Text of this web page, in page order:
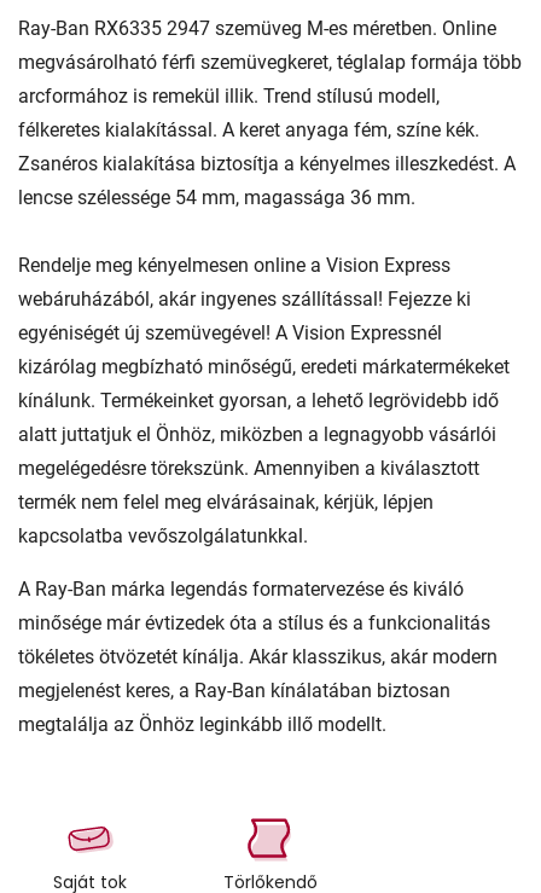
Ray-Ban RX6335 2947 szemüveg M-es méretben. Online
megvásárolható férfi szemüvegkeret, téglalap formája több
arcformához is remekül illik. Trend stílusú modell,
félkeretes kialakítással. A keret anyaga fém, színe kék.
Zsanéros kialakítása biztosítja a kényelmes illeszkedést. A
lencse szélessége 54 mm, magassága 36 mm.
Rendelje meg kényelmesen online a Vision Express
webáruházából, akár ingyenes szállítással! Fejezze ki
egyéniségét új szemüvegével! A Vision Expressnél
kizárólag megbízható minőségű, eredeti márkatermékeket
kínálunk. Termékeinket gyorsan, a lehető legrövidebb idő
alatt juttatjuk el Önhöz, miközben a legnagyobb vásárlói
megelégedésre törekszünk. Amennyiben a kiválasztott
termék nem felel meg elvárásainak, kérjük, lépjen
kapcsolatba vevőszolgálatunkkal.
A Ray-Ban márka legendás formatervezése és kiváló
minősége már évtizedek óta a stílus és a funkcionalitás
tökéletes ötvözetét kínálja. Akár klasszikus, akár modern
megjelenést keres, a Ray-Ban kínálatában biztosan
megtalálja az Önhöz leginkább illő modellt.
Saját tok Törlőkendő